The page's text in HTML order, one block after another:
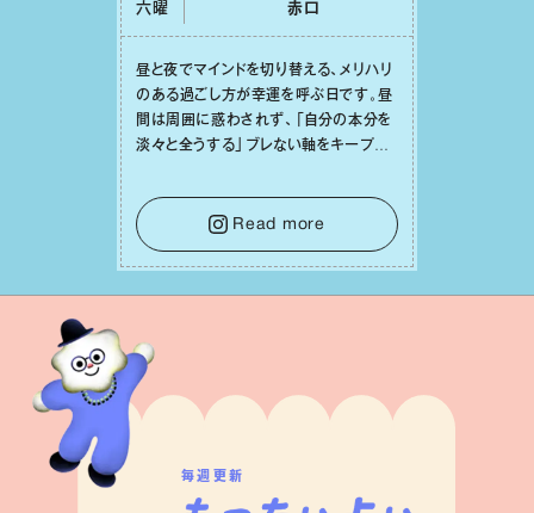
六曜 ⾚⼝
昼と夜でマインドを切り替える、メリハリ
のある過ごし⽅が幸運を呼ぶ⽇です。昼
間は周囲に惑わされず、「⾃分の本分を
淡々と全うする」ブレない軸をキープし
⾔葉に流されないよう、⼼にしっかりブ
レーキをかけること。この意識の切り替
えが、あなたに確かな安⼼感をもたらす
はずです。
Read more
毎週更新